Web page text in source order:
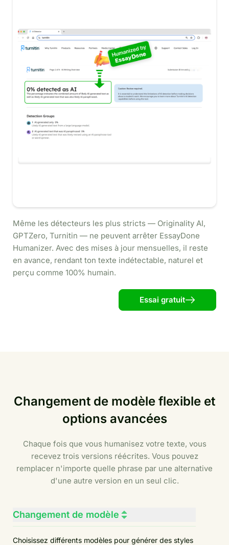
Même les détecteurs les plus stricts — Originality AI,
GPTZero, Turnitin — ne peuvent arrêter EssayDone
Humanizer. Avec des mises à jour mensuelles, il reste
en avance, rendant ton texte indétectable, naturel et
perçu comme 100% humain.
Essai gratuit
Changement de modèle flexible et
options avancées
Chaque fois que vous humanisez votre texte, vous
recevez trois versions réécrites. Vous pouvez
remplacer n'importe quelle phrase par une alternative
d'une autre version en un seul clic.
Changement de modèle
Choisissez différents modèles pour générer des styles